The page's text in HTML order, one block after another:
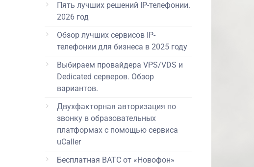
Пять лучших решений IP-телефонии.
2026 год
Обзор лучших сервисов IP-
телефонии для бизнеса в 2025 году
Выбираем провайдера VPS/VDS и
Dedicated серверов. Обзор
вариантов.
Двухфакторная авторизация по
звонку в образовательных
платформах с помощью сервиса
uCaller
Бесплатная ВАТС от «Новофон»